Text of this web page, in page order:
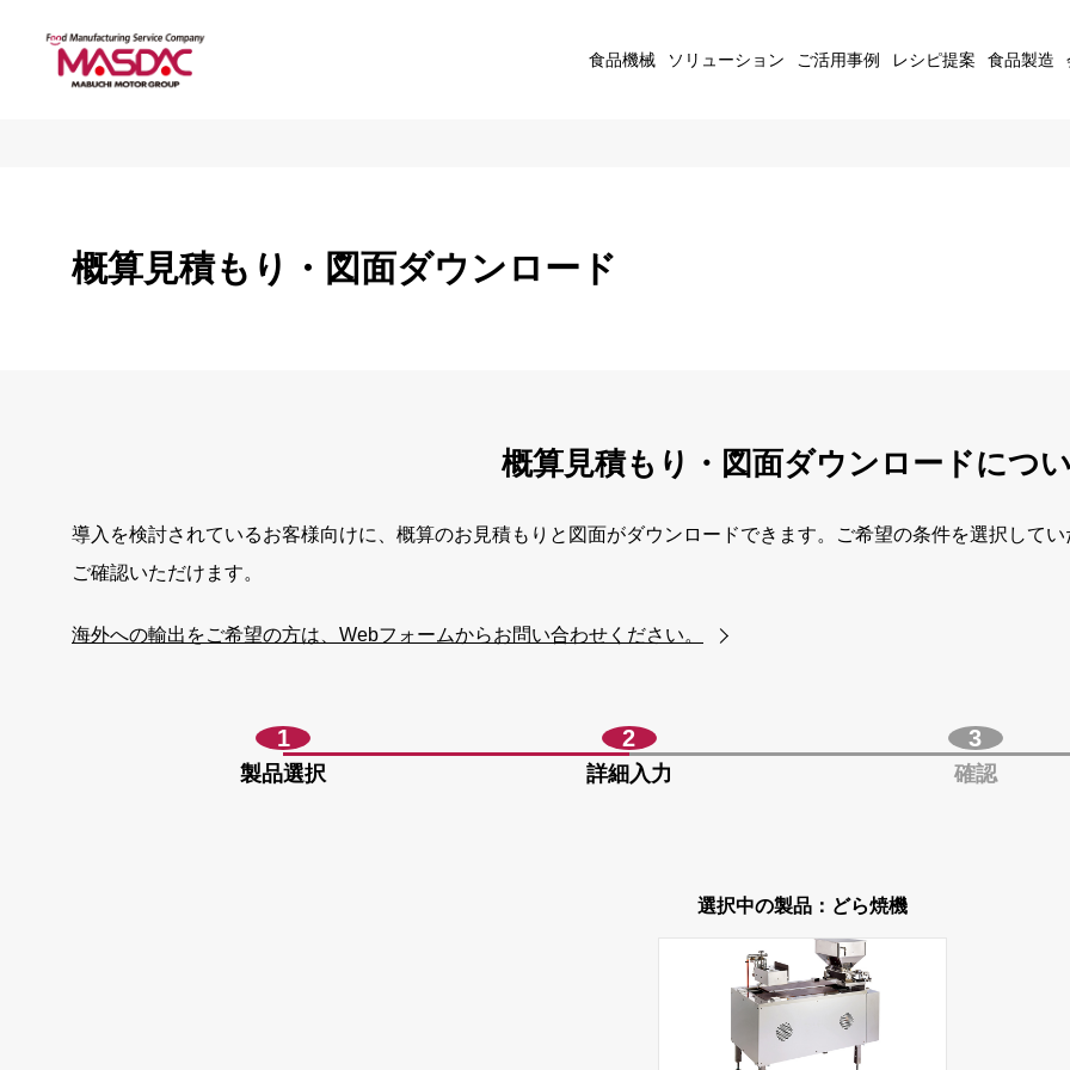
食品機械 ソリューション ご活用事例 レシピ提案 食品製造
概算見積もり・図面ダウンロード
概算見積もり・図面ダウンロードにつ
導入を検討されているお客様向けに、概算のお見積もりと図面がダウンロードできます。ご希望の条件を選択して
ご確認いただけます。
海外への輸出をご希望の方は、Webフォームからお問い合わせください。
1
製品選択
2
詳細 入力
3
確認
選択中の製品：どら焼機